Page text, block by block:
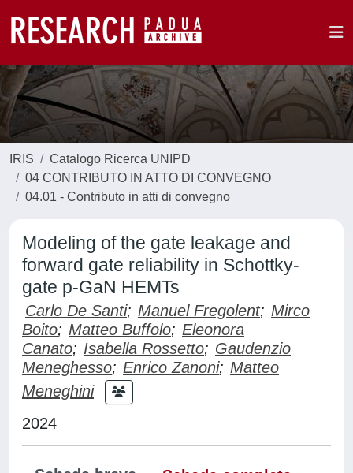
IRIS
Catalogo Ricerca UNIPD
04 CONTRIBUTO IN ATTO DI CONVEGNO
04.01 - Contributo in atti di convegno
Modeling of the gate leakage and
forward gate reliability in Schottky-
gate p-GaN HEMTs
Carlo De Santi; Manuel Fregolent; Mirco
Boito; Matteo Buffolo; Eleonora
Canato; Isabella Rossetto; Gaudenzio
Meneghesso; Enrico Zanoni; Matteo
Meneghini
2024